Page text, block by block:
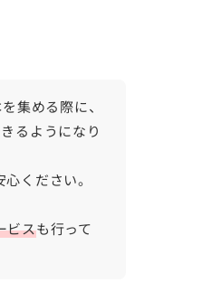
集める際に、
るようになり
ください。
ビスも行って